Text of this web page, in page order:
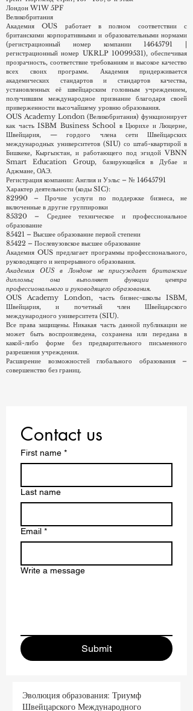
Зарегистрированный офис:
OUS Academy Ltd
Грейт-Портленд-стрит, 167–169, 5-й этаж
Лондон W1W 5PF
Великобритания
Академия OUS работает в полном соответствии с
британскими корпоративными и образовательными нормами
(регистрационный номер компании
регистрационный номер UKRLP10099531)
, обеспечивая
прозрачность, соответствие требованиям и высокое качество
всех своих программ. Академия придерживается
академических стандартов и стандартов качества,
установленных её швейцарским головным учреждением,
получившим международное признание благодаря своей
приверженности высочайшему уровню образования.
OUS Academy London (Великобритания) функционирует
как часть ISBM Business School в Цюрихе и Люцерне,
Швейцария, — гордого члена сети Швейцарских
международных университетов (SIU) со штаб-квартирой в
Бишкеке, Кыргызстан, и работающего под эгидой VBNN
Smart Education Group, базирующейся в Дубае и
Аджмане, ОАЭ.
Регистрация компании: Англия и Уэльс – №
Характер деятельности (коды SIC):
82990 – Прочие услуги по поддержке бизнеса, не
включенные в другие группировки
85320 – Среднее техническое и профессиональное
образование
85421 – Высшее образование первой степени
85422 – Послевузовское высшее образование
Академия OUS предлагает программы профессионального,
руководящего и непрерывного образования.
Академия OUS в Лондоне не присуждает британские
дипломы; она выполняет функции центра
профессионального и руководящего образования.
OUS Academy London, часть бизнес-школы ISBM,
Швейцария, и почетный член Швейцарского
международного университета (SIU).
Все права защищены. Никакая часть данной публикации не
может быть воспроизведена, сохранена или передана в
какой-либо форме без предварительного письменного
разрешения учреждения.
Contact us